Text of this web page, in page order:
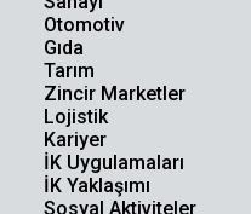
Otomotiv
Gıda
Tarım
Zincir Marketler
Lojistik
Kariyer
İK Uygulamaları
İK Yaklaşımı
Sosyal Aktiviteler